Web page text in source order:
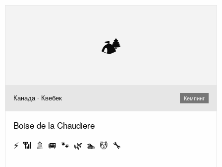
🏕️
Канада · Квебек Кемпинг
Boise de la Chaudiere
⚡ 📶 🚿 🚐 🐾 🌿 🏊 💆 🔧